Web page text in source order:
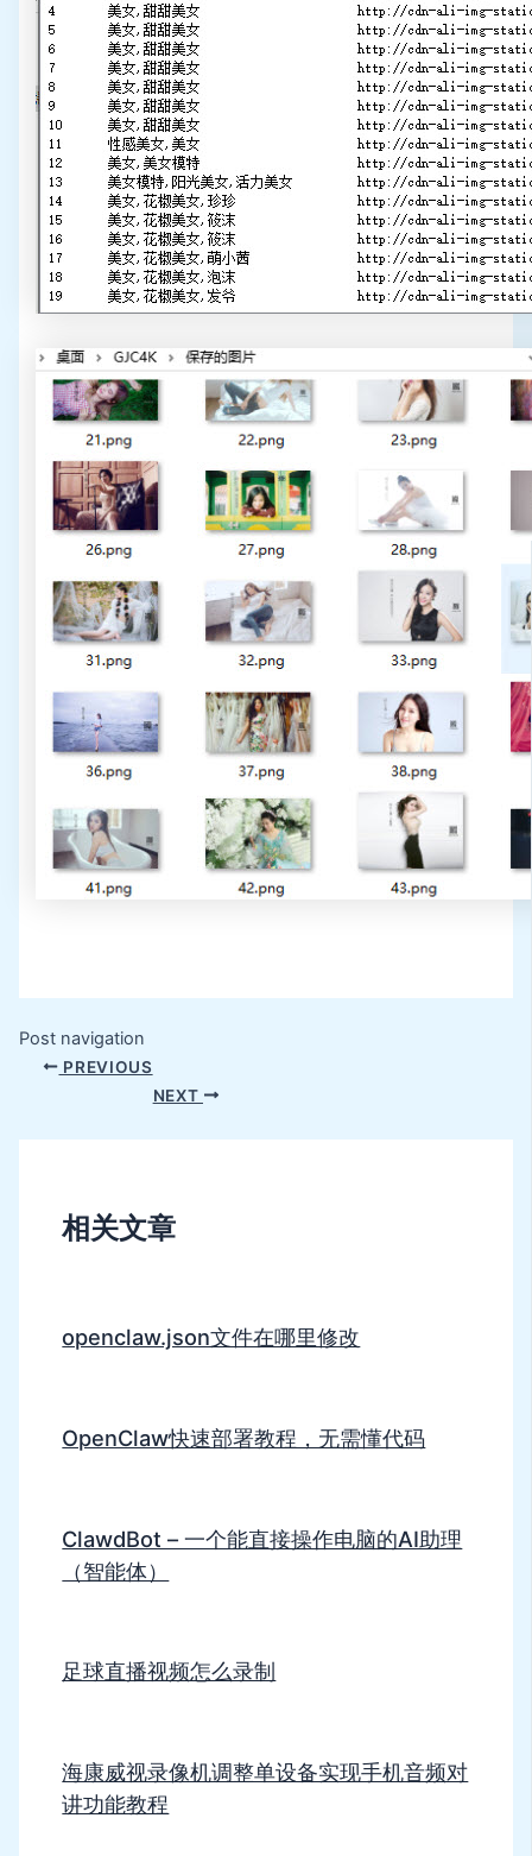
Post navigation
PREVIOUS
NEXT
相关文章
openclaw.json文件在哪里修改
OpenClaw快速部署教程，无需懂代码
ClawdBot – 一个能直接操作电脑的AI助理
（智能体）
足球直播视频怎么录制
海康威视录像机调整单设备实现手机音频对
讲功能教程